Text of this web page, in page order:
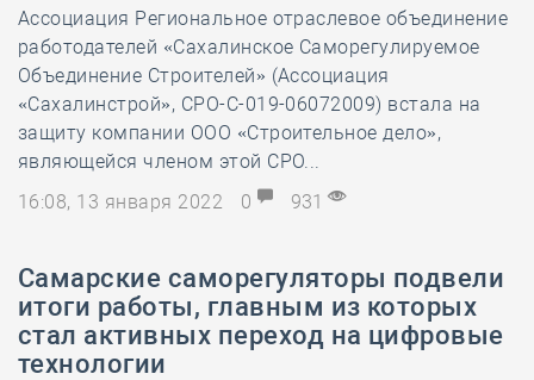
Ассоциация Региональное отраслевое объединение
работодателей «Сахалинское Саморегулируемое
Объединение Строителей» (Ассоциация
«Сахалинстрой», СРО-С-019-06072009) встала на
защиту компании ООО «Строительное дело»,
являющейся членом этой СРО...
16:08, 13 января 2022
0 931
Самарские саморегуляторы подвели
итоги работы, главным из которых
стал активных переход на цифровые
технологии